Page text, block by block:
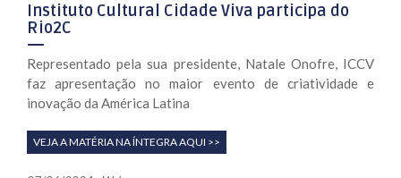
Instituto Cultural Cidade Viva participa do
Rio2C
Representado pela sua presidente, Natale Onofre, ICCV
faz apresentação no maior evento de criatividade e
inovação da América Latina
VEJA A MATÉRIA NA ÍNTEGRA AQUI >>